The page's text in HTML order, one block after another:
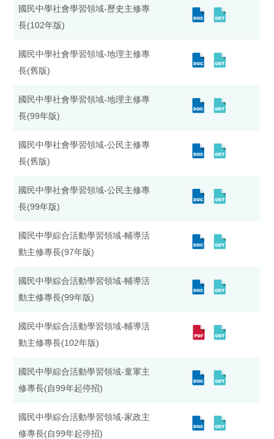
國民中學社會學習領域-歷史主修專
長(102年版)
國民中學社會學習領域-地理主修專
長(舊版)
國民中學社會學習領域-地理主修專
長(99年版)
國民中學社會學習領域-公民主修專
長(舊版)
國民中學社會學習領域-公民主修專
長(99年版)
國民中學綜合活動學習領域-輔導活
動主修專長(97年版)
國民中學綜合活動學習領域-輔導活
動主修專長(99年版)
國民中學綜合活動學習領域-輔導活
動主修專長(102年版)
國民中學綜合活動學習領域-童軍主
修專長(自99年起停招)
國民中學綜合活動學習領域-家政主
修專長(自99年起停招)